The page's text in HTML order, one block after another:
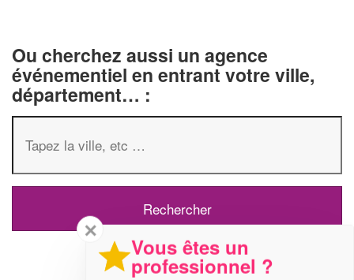
Ou cherchez aussi un agence
événementiel en entrant votre ville,
département… :
✕
Vous êtes un
professionnel ?